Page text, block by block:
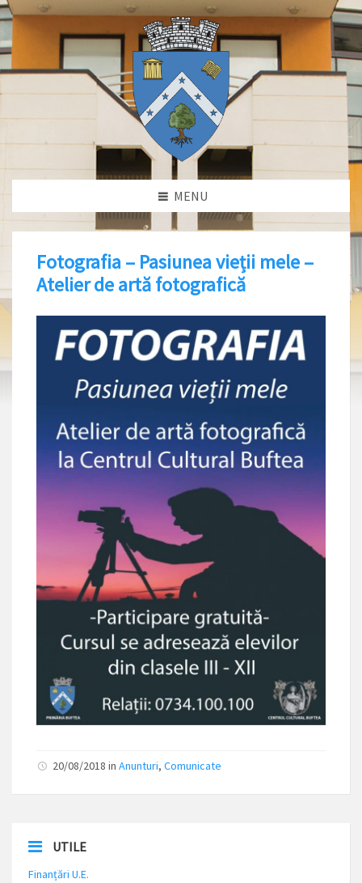
MENU
Fotografia – Pasiunea vieții mele –
Atelier de artă fotografică
20/08/2018 in Anunturi, Comunicate
UTILE
Finanțări U.E.